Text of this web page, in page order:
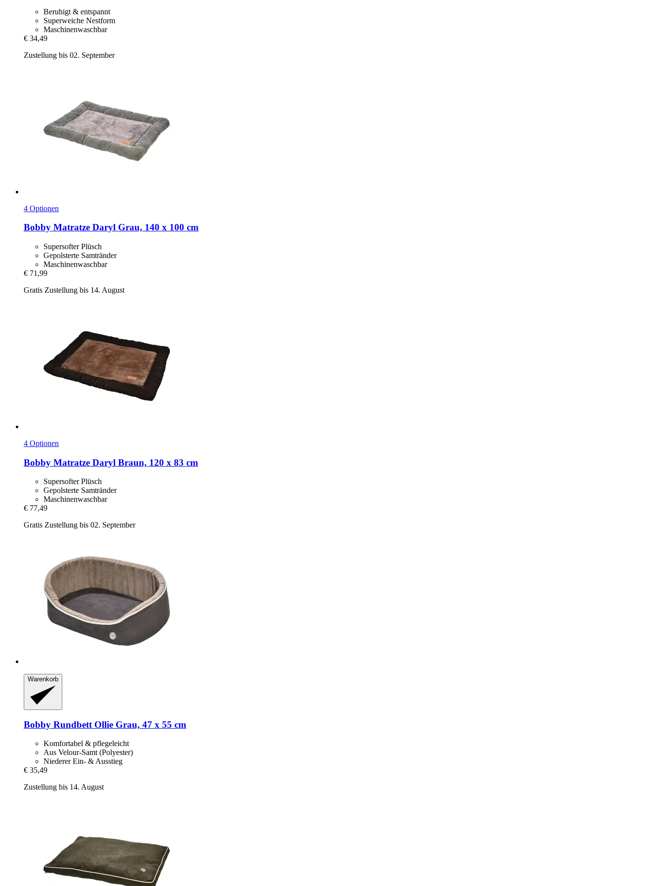
Beruhigt & entspannt
Superweiche Nestform
Maschinenwaschbar
€ 34,49
Zustellung bis 02. September
4 Optionen
Bobby Matratze Daryl Grau, 140 x 100 cm
Supersofter Plüsch
Gepolsterte Samtränder
Maschinenwaschbar
€ 71,99
Gratis Zustellung bis 14. August
4 Optionen
Bobby Matratze Daryl Braun, 120 x 83 cm
Supersofter Plüsch
Gepolsterte Samtränder
Maschinenwaschbar
€ 77,49
Gratis Zustellung bis 02. September
Warenkorb
Bobby Rundbett Ollie Grau, 47 x 55 cm
Komfortabel & pflegeleicht
Aus Velour-Samt (Polyester)
Niederer Ein- & Ausstieg
€ 35,49
Zustellung bis 14. August